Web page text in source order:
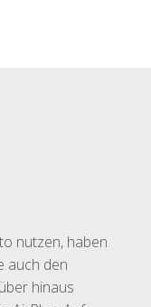
nutzen, haben
auch den
hinaus